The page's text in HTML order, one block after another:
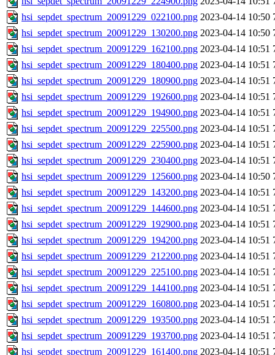
hsi_sepdet_spectrum_20091229_022100.png 2023-04-14 10:50
hsi_sepdet_spectrum_20091229_130200.png 2023-04-14 10:50
hsi_sepdet_spectrum_20091229_162100.png 2023-04-14 10:51
hsi_sepdet_spectrum_20091229_180400.png 2023-04-14 10:51
hsi_sepdet_spectrum_20091229_180900.png 2023-04-14 10:51
hsi_sepdet_spectrum_20091229_192600.png 2023-04-14 10:51
hsi_sepdet_spectrum_20091229_194900.png 2023-04-14 10:51
hsi_sepdet_spectrum_20091229_225500.png 2023-04-14 10:51
hsi_sepdet_spectrum_20091229_225900.png 2023-04-14 10:51
hsi_sepdet_spectrum_20091229_230400.png 2023-04-14 10:51
hsi_sepdet_spectrum_20091229_125600.png 2023-04-14 10:50
hsi_sepdet_spectrum_20091229_143200.png 2023-04-14 10:51
hsi_sepdet_spectrum_20091229_144600.png 2023-04-14 10:51
hsi_sepdet_spectrum_20091229_192900.png 2023-04-14 10:51
hsi_sepdet_spectrum_20091229_194200.png 2023-04-14 10:51
hsi_sepdet_spectrum_20091229_212200.png 2023-04-14 10:51
hsi_sepdet_spectrum_20091229_225100.png 2023-04-14 10:51
hsi_sepdet_spectrum_20091229_144100.png 2023-04-14 10:51
hsi_sepdet_spectrum_20091229_160800.png 2023-04-14 10:51
hsi_sepdet_spectrum_20091229_193500.png 2023-04-14 10:51
hsi_sepdet_spectrum_20091229_193700.png 2023-04-14 10:51
hsi_sepdet_spectrum_20091229_161400.png 2023-04-14 10:51